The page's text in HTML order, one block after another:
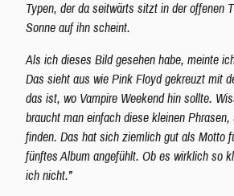
Typen, der da seitwärts sitzt in der offenen
Sonne auf ihn scheint.
Als ich dieses Bild gesehen habe, meinte
Das sieht aus wie Pink Floyd gekreuzt mit
das ist, wo Vampire Weekend hin sollte.
braucht man einfach diese kleinen
finden. Das hat sich ziemlich gut als Motto
fünftes Album angefühlt. Ob es wirklich so
ich nicht.”